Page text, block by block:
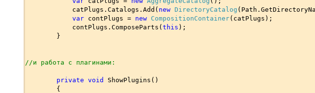
catPlugs.Catalogs.Add( new DirectoryCatalog
var contPlugs = new CompositionContainer(catPlugs);
contPlugs.ComposeParts( this );
}
//и работа с плагинами:
private void
ShowPlugins()
{